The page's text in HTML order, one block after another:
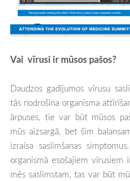
Vai vīrusi ir mūsos pašos?
Daudzos gadījumos vīrusu
tās nodrošina organisma
ārpuses, tie var būt mūsos
mūs aizsargā, bet šim
izraisa saslimšanas
organismā esošajiem vīrusiem
mēs saslimstam, tas var būt